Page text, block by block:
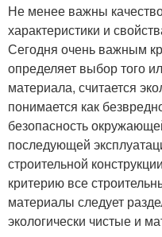
Не менее важны
характеристики и
Сегодня очень важным
определяет выбор того
материала, считается
понимается как
безопасность
последующей
строительной
критерию все
материалы следует
экологически чистые и